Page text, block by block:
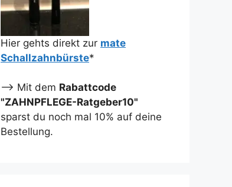
Hier gehts direkt zur mate
Schallzahnbürste*
--> Mit dem Rabattcode
"ZAHNPFLEGE-Ratgeber10"
sparst du noch mal 10% auf deine
Bestellung.